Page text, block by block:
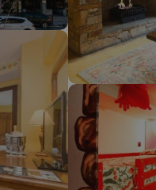
la strada. Non